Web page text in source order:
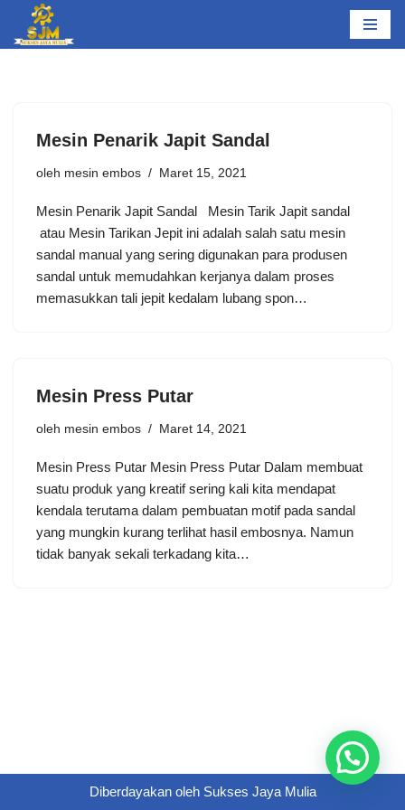
Lompat
Mesin Penarik Japit Sandal
oleh mesin embos Maret 15, 2021
Mesin Penarik Japit Sandal Mesin Tarik Japit sandal
atau Mesin Tarikan Jepit ini adalah salah satu mesin
sandal manual yang sering digunakan para produsen
sandal untuk memudahkan kerjanya dalam proses
memasukkan tali jepit kedalam lubang spon…
Mesin Press Putar
oleh mesin embos Maret 14, 2021
Mesin Press Putar Mesin Press Putar Dalam membuat
suatu produk yang kreatif sering kali kita mendapat
kendala terutama dalam pembuatan motif pada sandal
yang mungkin kurang terlihat hasil embosnya. Namun
tidak banyak sekali terkadang kita…
Diberdayakan oleh Sukses Jaya Mulia